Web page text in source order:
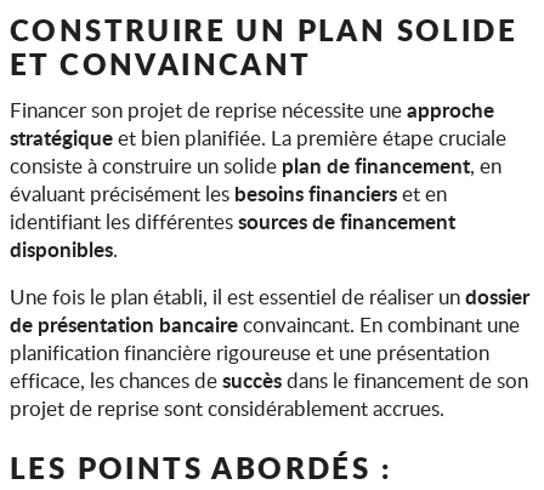
CONSTRUIRE UN PLAN SOLIDE
ET CONVAINCANT
Financer son projet de reprise nécessite uneapproche
stratégiqueet bien planifiée. La première étape cruciale
consiste à construire un solide plan de financement, en
évaluant précisément les besoins financierset en
identifiant les différentessources de financement
disponibles.
Une fois le plan établi, il est essentiel de réaliser undossier
de présentation bancaireconvaincant. En combinant une
planification financière rigoureuse et une présentation
efficace, les chances desuccèsdans le financement de son
projet de reprise sont considérablement accrues.
LES POINTS ABORDÉS :